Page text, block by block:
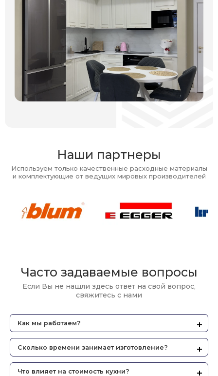
Наши партнеры
Используем только качественные расходные материалы
и комплектующие от ведущих мировых производителей
Часто задаваемые вопросы
Если Вы не нашли здесь ответ на свой вопрос,
свяжитесь с нами
Как мы работаем?
Сколько времени занимает изготовление?
Что влияет на стоимость кухни?